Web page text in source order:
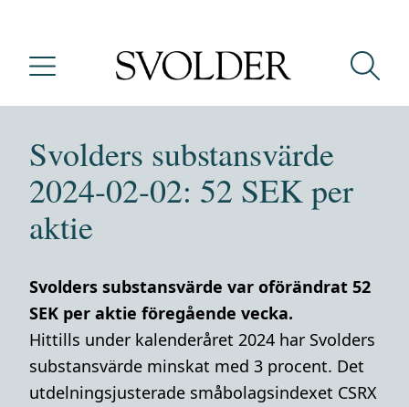
Svolders substansvärde
2024-02-02: 52 SEK per
aktie
Svolders substansvärde var oförändrat 52
SEK per aktie föregående vecka.
Hittills under kalenderåret 2024 har Svolders
substansvärde minskat med 3 procent. Det
utdelningsjusterade småbolagsindexet CSRX